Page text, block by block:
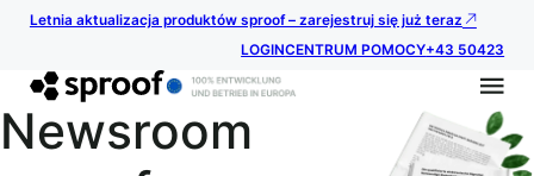
Letnia aktualizacja produktów sproof – zarejestruj się już teraz
LOGINCENTRUM POMOCY+43 50423
Newsroom